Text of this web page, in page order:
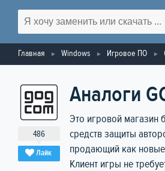
Главная Windows Игровое ПО
486
Лайк
Аналоги
Это игровой магазин
средств защиты
продающий как
Клиент игры не